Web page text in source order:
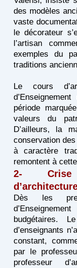
des modèles
vaste
le décorateur
l’artisan
exemples du
traditions
Le cours
période
valeurs du
D’ailleurs, la
conservation
à caractère
remontent à
2- Crise
Dès les
budgétaires.
d’enseignants
constant,
par le
professeur